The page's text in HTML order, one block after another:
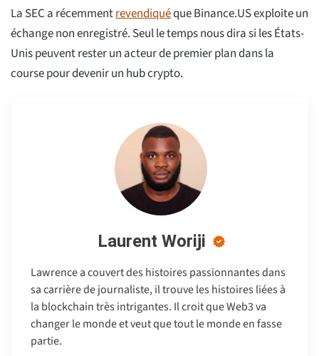
La SEC a récemmentrevendiquéque Binance.US exploite un
échange non enregistré. Seul le temps nous dira si les États-
Unis peuvent rester un acteur de premier plan dans la
course pour devenir un hub crypto.
Laurent Woriji
Lawrence a couvert des histoires passionnantes dans
sa carrière de journaliste, il trouve les histoires liées à
la blockchain très intrigantes. Il croit que Web3 va
changer le monde et veut que tout le monde en fasse
partie.